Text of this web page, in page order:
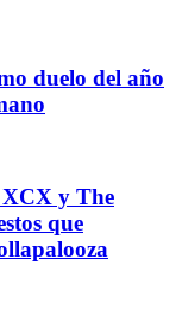
duelo del año
y The
que